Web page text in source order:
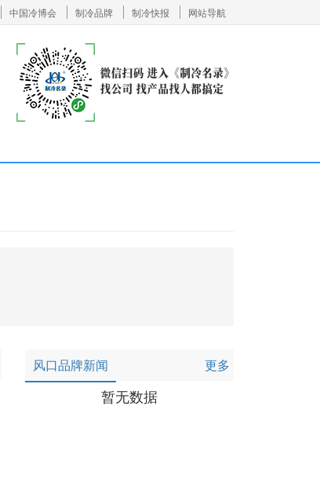
中国冷博会 制冷品牌 制冷快报 网站导航
风口品牌新闻 更多
暂无数据